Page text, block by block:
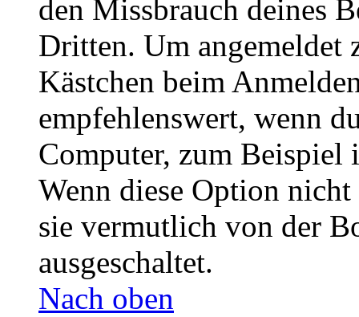
den Missbrauch deines
Dritten. Um angemeldet
Kästchen beim
empfehlenswert, wenn
Computer, zum Beispiel
Wenn diese Option
sie vermutlich von der
ausgeschaltet.
Nach oben